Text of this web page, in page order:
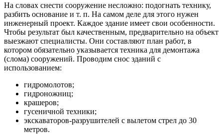
На словах снести сооружение несложно: подогнать технику,
разбить основание и т. п. На самом деле для этого нужен
инженерный проект. Каждое здание имеет свои особенности.
Чтобы результат был качественным, предварительно на объект
выезжают специалисты. Они составляют план работ, в
котором обязательно указывается техника для демонтажа
(слома) сооружений. Проводим снос зданий с
использованием:
гидромолотов;
гидроножниц;
крашеров;
гусеничной техники;
экскаваторов-разрушителей с вылетом стрел до 30
метров.